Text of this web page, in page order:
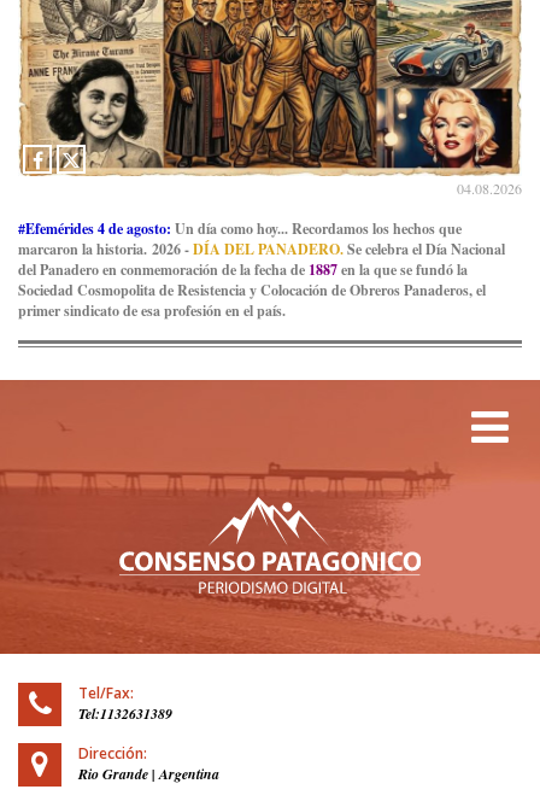
04.08.2026
#Efemérides 4 de agosto: Un día como hoy... Recordamos los hechos que
marcaron la historia. 2026 -DÍA DEL PANADERO.Se celebra el Día Nacional
del Panadero en conmemoración de la fecha de 1887en la que se fundó la
Sociedad Cosmopolita de Resistencia y Colocación de Obreros Panaderos, el
primer sindicato de esa profesión en el país.
Tel/Fax:
Tel:1132631389
Dirección:
Rio Grande | Argentina